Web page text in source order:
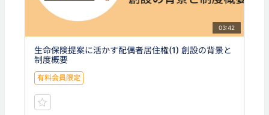
03:42
生命保険提案に活かす配偶者居住権(1) 創設の背景と
制度概要
有料会員限定